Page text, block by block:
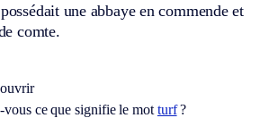
une abbaye en commende et
comte.
vous ce que signifie le mot turf?